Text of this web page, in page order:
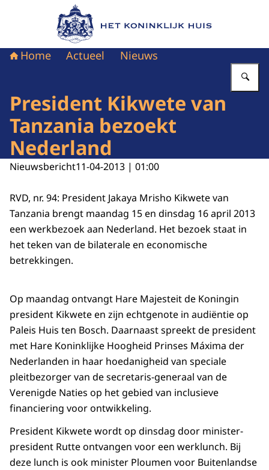
Naar de homepage van Het Koninklijk Huis
Home Actueel Nieuws
President Kikwete van
Tanzania bezoekt
Nederland
Nieuwsbericht11-04-2013 | 01:00
RVD, nr. 94: President Jakaya Mrisho Kikwete van
Tanzania brengt maandag 15 en dinsdag 16 april 2013
een werkbezoek aan Nederland. Het bezoek staat in
het teken van de bilaterale en economische
betrekkingen.
Op maandag ontvangt Hare Majesteit de Koningin
president Kikwete en zijn echtgenote in audiëntie op
Paleis Huis ten Bosch. Daarnaast spreekt de president
met Hare Koninklijke Hoogheid Prinses Máxima der
Nederlanden in haar hoedanigheid van speciale
pleitbezorger van de secretaris-generaal van de
Verenigde Naties op het gebied van inclusieve
financiering voor ontwikkeling.
President Kikwete wordt op dinsdag door minister-
president Rutte ontvangen voor een werklunch. Bij
deze lunch is ook minister Ploumen voor Buitenlandse